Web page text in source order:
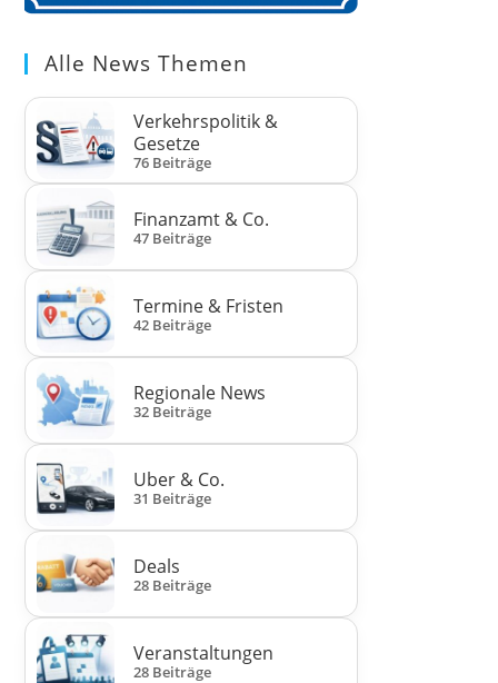
Alle News Themen
Verkehrspolitik &
Gesetze
76 Beiträge
Finanzamt & Co.
47 Beiträge
Termine & Fristen
42 Beiträge
Regionale News
32 Beiträge
Uber & Co.
31 Beiträge
Deals
28 Beiträge
Veranstaltungen
28 Beiträge